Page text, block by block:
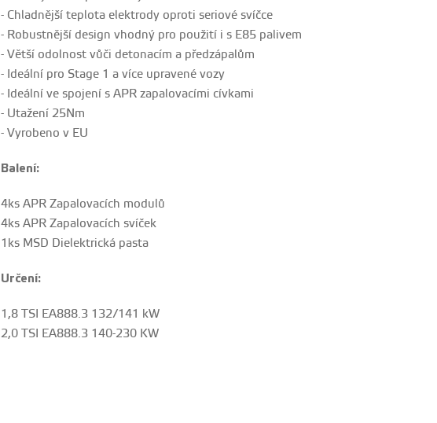
- Chladnější teplota elektrody oproti seriové svíčce
- Robustnější design vhodný pro použití i s E85 palivem
- Větší odolnost vůči detonacím a předzápalům
- Ideální pro Stage 1 a více upravené vozy
- Ideální ve spojení s APR zapalovacími cívkami
- Utažení 25Nm
- Vyrobeno v EU
Balení:
4ks APR Zapalovacích modulů
4ks APR Zapalovacích svíček
1ks MSD Dielektrická pasta
Určení:
1,8 TSI EA888.3 132/141 kW
2,0 TSI EA888.3 140-230 KW